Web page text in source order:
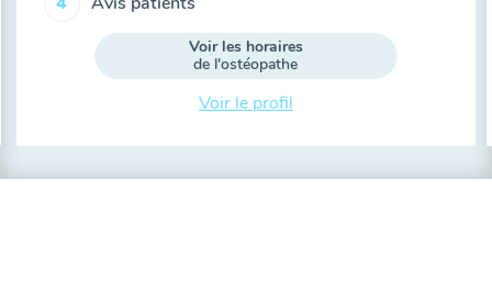
Voir les horaires
de l'ostéopathe
Voir le profil